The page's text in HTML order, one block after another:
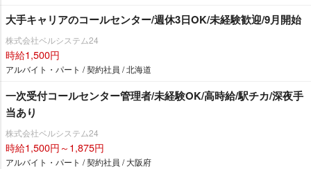
大手キャリアのコールセンター/週休3日OK/未経験歓迎/9月開始
株式会社ベルシステム24
時給1,500円
アルバイト・パート / 契約社員 / 北海道
一次受付コールセンター管理者/未経験OK/高時給/駅チカ/深夜手
当あり
株式会社ベルシステム24
時給1,500円～1,875円
アルバイト・パート / 契約社員 / 大阪府